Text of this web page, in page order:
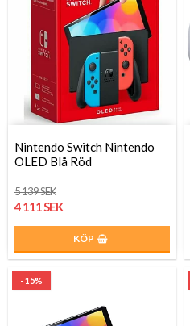
Nintendo Switch Nintendo
OLED Blå Röd
5 139 SEK
4 111 SEK
KÖP
- 15%